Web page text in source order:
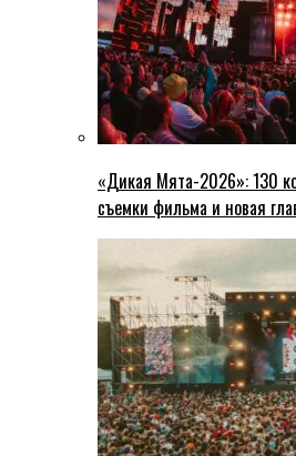
«Дикая Мята-2026»: 130
съемки фильма и новая